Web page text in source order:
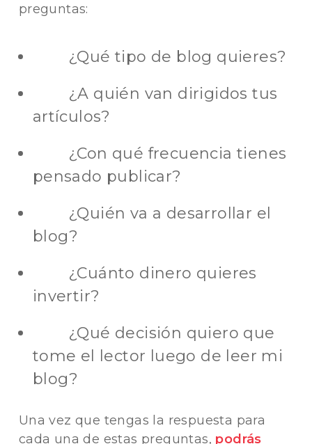
preguntas:
¿Qué tipo de blog quieres?
¿A quién van dirigidos tus
artículos?
¿Con qué frecuencia tienes
pensado publicar?
¿Quién va a desarrollar el
blog?
¿Cuánto dinero quieres
invertir?
¿Qué decisión quiero que
tome el lector luego de leer mi
blog?
Una vez que tengas la respuesta para
cada una de estas preguntas, podrás